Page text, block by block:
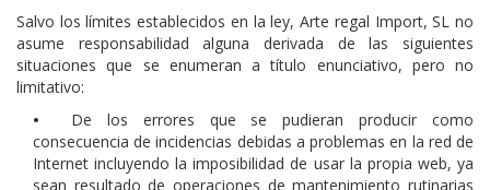
Salvo los límites establecidos en la ley, Arte regal Import, SL no
asume responsabilidad alguna derivada de las siguientes
situaciones que se enumeran a título enunciativo, pero no
limitativo:
•
De los errores que se pudieran producir como
consecuencia de incidencias debidas a problemas en la red de
Internet incluyendo la imposibilidad de usar la propia web, ya
sean resultado de operaciones de mantenimiento rutinarias